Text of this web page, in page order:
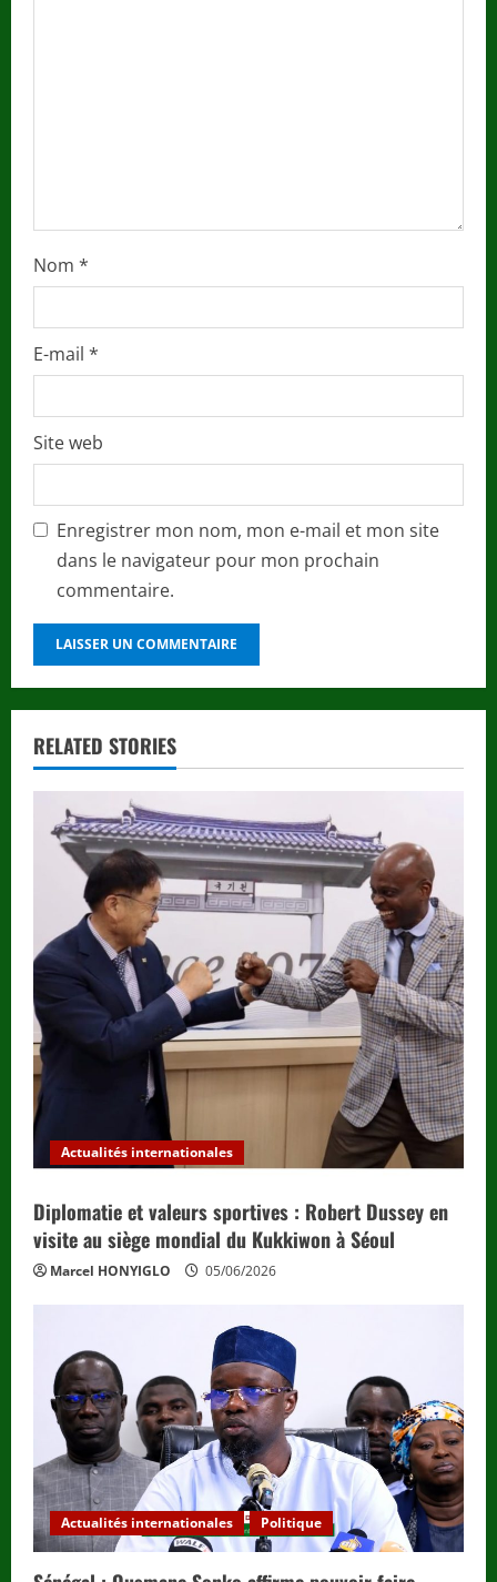
Nom *
E-mail *
Site web
Enregistrer mon nom, mon e-mail et mon site
dans le navigateur pour mon prochain
commentaire.
RELATED STORIES
Actualités internationales
Diplomatie et valeurs sportives : Robert Dussey en
visite au siège mondial du Kukkiwon à Séoul
Marcel HONYIGLO 05/06/2026
Actualités internationales Politique